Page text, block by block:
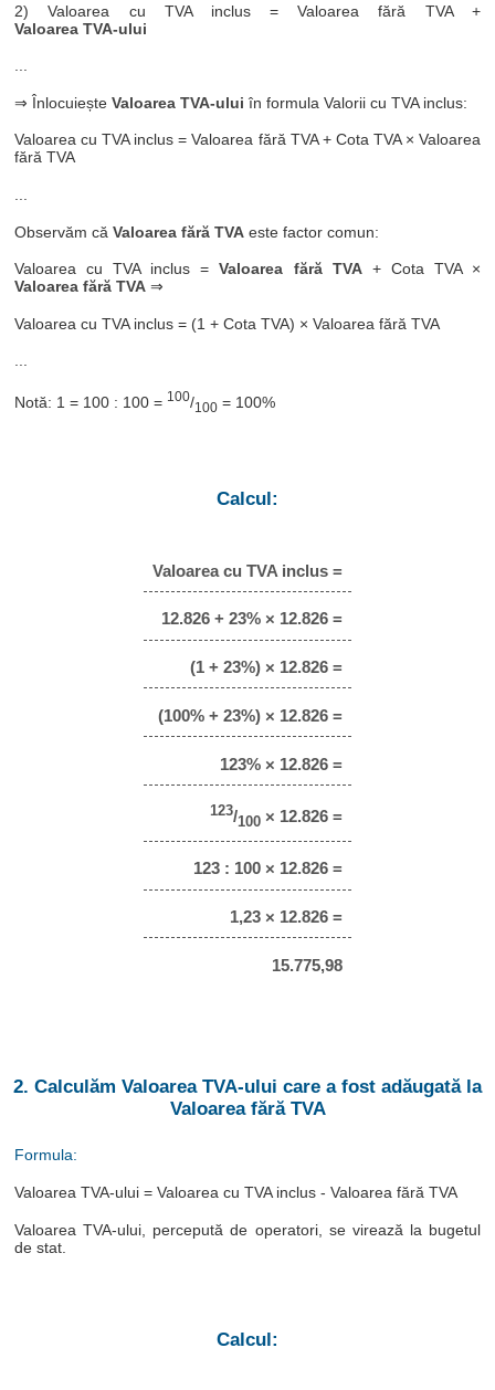
2) Valoarea cu TVA inclus = Valoarea fără TVA +
Valoarea TVA-ului
...
⇒ ÎnlocuieșteValoarea TVA-ului în formula Valorii cu TVA inclus:
Valoarea cu TVA inclus = Valoarea fără TVA + Cota TVA × Valoarea
fără TVA
Observăm căValoarea fără TVA este factor comun:
Valoarea cu TVA inclus =Valoarea fără TVA+ Cota TVA ×
Valoarea fără TVA ⇒
Valoarea cu TVA inclus = (1 + Cota TVA) × Valoarea fără TVA
Notă: 1 = 100 : 100 = 100/100 = 100%
Calcul:
Valoarea cu TVA inclus =
12.826 + 23% × 12.826 =
(1 + 23%) × 12.826 =
(100% + 23%) × 12.826 =
123% × 12.826 =
123/100 × 12.826 =
123 : 100 × 12.826 =
1,23 × 12.826 =
15.775,98
2. Calculăm Valoarea TVA-ului care a fost adăugată la
Valoarea fără TVA
Formula:
Valoarea TVA-ului = Valoarea cu TVA inclus - Valoarea fără TVA
Valoarea TVA-ului, percepută de operatori, se virează la bugetul
de stat.
Calcul: